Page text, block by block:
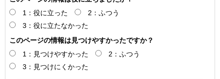
1：役に立った
2：ふつう
3：役に立たなかった
このページの情報は見つけやすかったですか？
1：見つけやすかった
2：ふつう
3：見つけにくかった